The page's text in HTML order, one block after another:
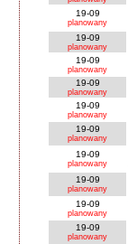
19-09
planowany
19-09
planowany
19-09
planowany
19-09
planowany
19-09
planowany
19-09
planowany
19-09
planowany
19-09
planowany
19-09
planowany
19-09
planowany